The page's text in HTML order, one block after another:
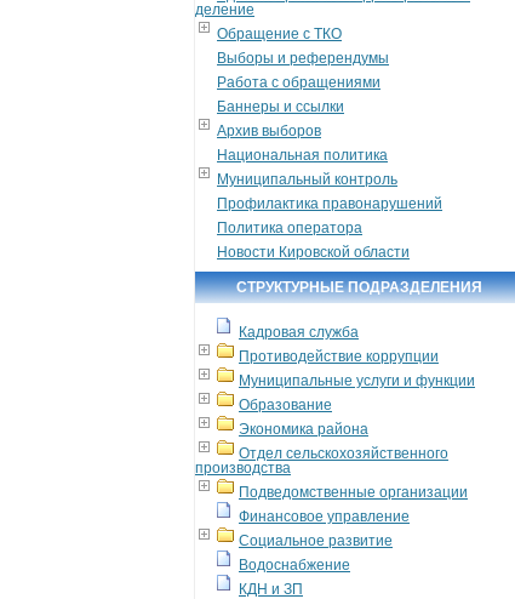
деление
Обращение с ТКО
Выборы и референдумы
Работа с обращениями
Баннеры и ссылки
Архив выборов
Национальная политика
Муниципальный контроль
Профилактика правонарушений
Политика оператора
Новости Кировской области
СТРУКТУРНЫЕ ПОДРАЗДЕЛЕНИЯ
Кадровая служба
Противодействие коррупции
Муниципальные услуги и функции
Образование
Экономика района
Отдел сельскохозяйственного
производства
Подведомственные организации
Финансовое управление
Социальное развитие
Водоснабжение
КДН и ЗП